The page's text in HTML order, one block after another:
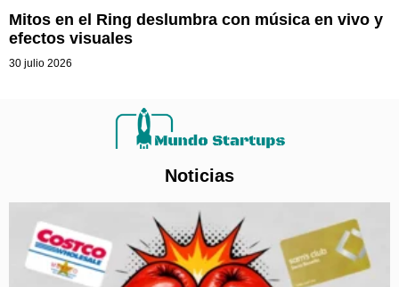
Mitos en el Ring deslumbra con música en vivo y
efectos visuales
30 julio 2026
Noticias